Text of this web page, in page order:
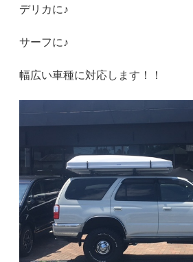
デリカに♪
サーフに♪
幅広い車種に対応します！！